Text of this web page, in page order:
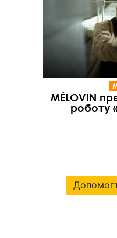
MÉLOVIN
роботу